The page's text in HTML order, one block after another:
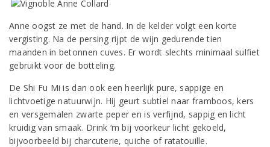
Anne oogst ze met de hand. In de kelder volgt een korte
vergisting. Na de persing rijpt de wijn gedurende tien
maanden in betonnen cuves. Er wordt slechts minimaal sulfiet
gebruikt voor de botteling.
De Shi Fu Mi is dan ook een heerlijk pure, sappige en
lichtvoetige natuurwijn. Hij geurt subtiel naar framboos, kers
en versgemalen zwarte peper en is verfijnd, sappig en licht
kruidig van smaak. Drink ‘m bij voorkeur licht gekoeld,
bijvoorbeeld bij charcuterie, quiche of ratatouille.